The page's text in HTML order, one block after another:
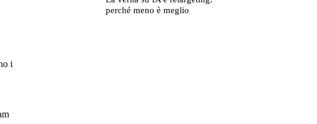
i
perché meno è meglio